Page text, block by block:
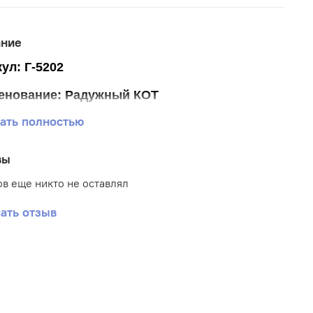
Г-5202
Радужный КОТ
ткани 40*50 см
Животные
Габардин
полностью
еще никто не оставлял
отзыв